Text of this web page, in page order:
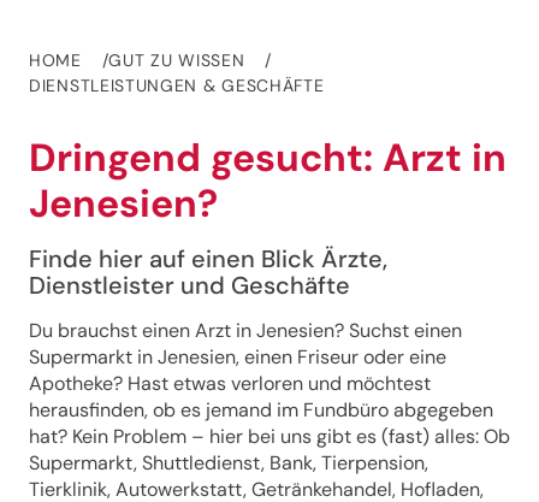
HOME
GUT ZU WISSEN
DIENSTLEISTUNGEN & GESCHÄFTE
Dringend gesucht: Arzt in
Jenesien?
Finde hier auf einen Blick Ärzte,
Dienstleister und Geschäfte
Du brauchst einen Arzt in Jenesien? Suchst einen
Supermarkt in Jenesien, einen Friseur oder eine
Apotheke? Hast etwas verloren und möchtest
herausfinden, ob es jemand im Fundbüro abgegeben
hat? Kein Problem – hier bei uns gibt es (fast) alles: Ob
Supermarkt, Shuttledienst, Bank, Tierpension,
Tierklinik, Autowerkstatt, Getränkehandel, Hofladen,